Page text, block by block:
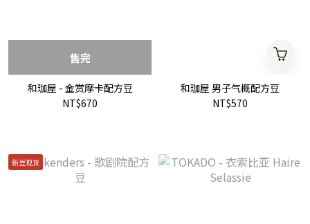
售完
和珈屋 - 金赏摩卡配方豆
NT$670
和珈屋 男子气概配方豆
NT$570
新豆现货